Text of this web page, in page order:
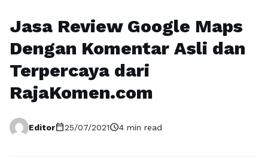
Jasa Review Google Maps
Dengan Komentar Asli dan
Terpercaya dari
RajaKomen.com
Editorcalendar_today25/07/2021schedule4 min read